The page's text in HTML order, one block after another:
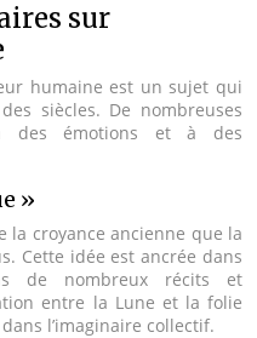
sur
humaine est un sujet qui
siècles. De nombreuses
des émotions et à des
»
la croyance ancienne que la
Cette idée est ancrée dans
de nombreux récits et
entre la Lune et la folie
l’imaginaire collectif.